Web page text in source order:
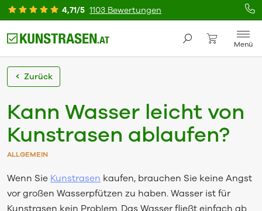
4,71/5 1103 Bewertungen
Menü
Zurück
Kann Wasser leicht von
Kunstrasen ablaufen?
ALLGEMEIN
Wenn Sie Kunstrasen kaufen, brauchen Sie keine Angst
vor großen Wasserpfützen zu haben. Wasser ist für
Kunstrasen kein Problem. Das Wasser fließt einfach ab